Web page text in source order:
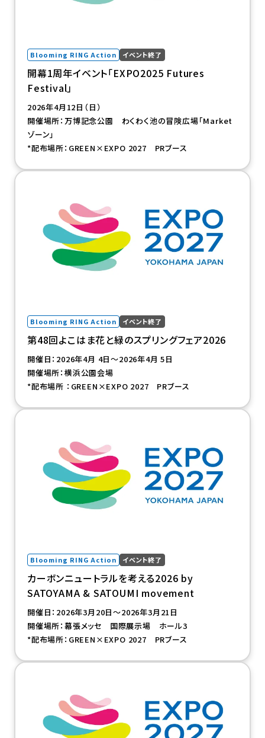
Blooming RING Action イベント終了
開幕1周年イベント「EXPO2025 Futures
Festival」
2026年4月12日（日）
開催場所：万博記念公園 わくわく池の冒険広場「Market
ゾーン」
*配布場所：GREEN×EXPO 2027 PRブース
Blooming RING Action イベント終了
第48回よこはま花と緑のスプリングフェア2026
開催日：2026年4月 4日～2026年4月 5日
開催場所：横浜公園会場
*配布場所 ：GREEN×EXPO 2027 PRブース
（新規タブで開きます）
Blooming RING Action イベント終了
カーボンニュートラルを考える2026 by
SATOYAMA & SATOUMI movement
開催日：2026年3月20日～2026年3月21日
開催場所：幕張メッセ 国際展示場 ホール3
*配布場所：GREEN×EXPO 2027 PRブース
（新規タブで開きます）
（新規タブで開きます）